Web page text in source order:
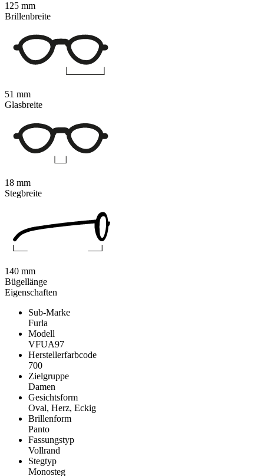
Eigenschaften
Sub-Marke
Furla
Modell
VFUA97
Herstellerfarbcode
700
Zielgruppe
Damen
Gesichtsform
Oval, Herz, Eckig
Brillenform
Panto
Fassungstyp
Vollrand
Stegtyp
Monosteg
125 mm
Brillenbreite
51 mm
Glasbreite
18 mm
Stegbreite
140 mm
Bügellänge